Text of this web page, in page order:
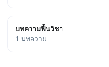
บทความฟื้นวิชา
1 บทความ